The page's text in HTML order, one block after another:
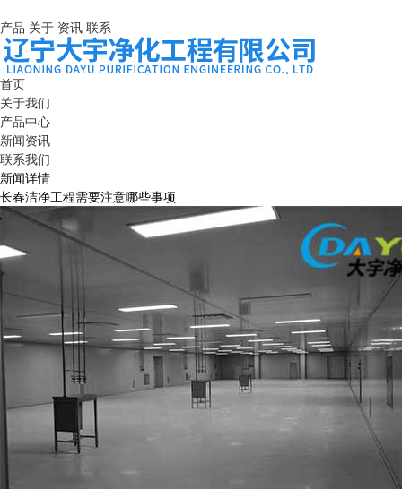
产品 关于 资讯 联系
首页
关于我们
产品中心
新闻资讯
联系我们
新闻详情
长春洁净工程需要注意哪些事项